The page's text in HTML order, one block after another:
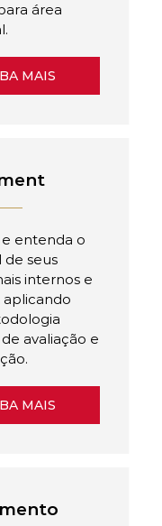
área
MAIS
entenda o
seus
internos e
aplicando
avaliação e
MAIS